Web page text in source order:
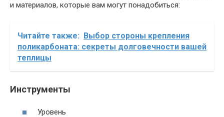
и материалов, которые вам могут понадобиться:
Читайте также:
Выбор стороны крепления
поликарбоната: секреты долговечности вашей
теплицы
Инструменты
Уровень